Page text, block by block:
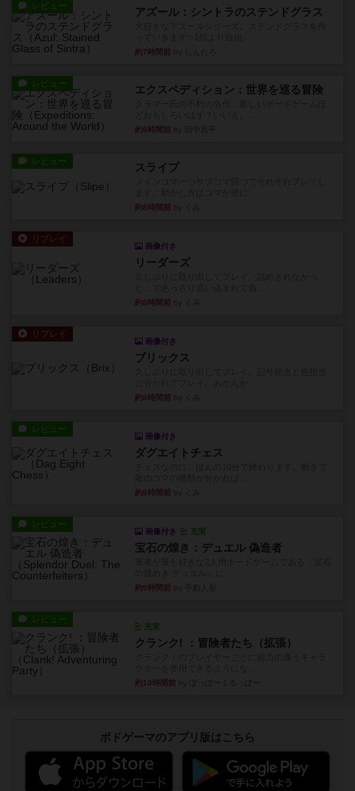
レビュー アズール：シントラのステンドグラス
約7時間前
レビュー エクスペディション：世界を巡る冒険
約8時間前
レビュー スライプ
約8時間前
リプレイ
画像付き
リーダーズ
約8時間前
リプレイ
画像付き
ブリックス
約8時間前
レビュー
画像付き
ダグエイトチェス
約8時間前
レビュー
画像付き 充実
宝石の煌き：デュエル 偽造者
約9時間前
レビュー
充実
クランク! ：冒険者たち（拡張）
約10時間前
ボドゲーマのアプリ版はこちら